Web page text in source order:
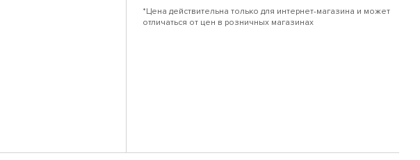
*Цена действительна только для интернет-магазина и может
отличаться от цен в розничных магазинах